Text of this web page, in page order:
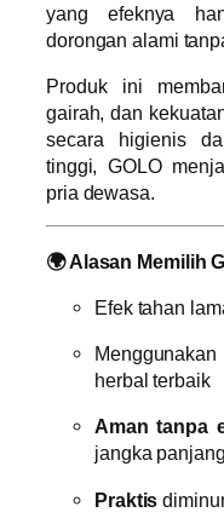
yang efeknya
dorongan alami
Produk ini
gairah, dan
secara higienis
tinggi, GOLO
pria dewasa.
🌍 Alasan Memilih
Efek tahan
herbal terbaik
Aman tanpa
jangka panjang
Praktis